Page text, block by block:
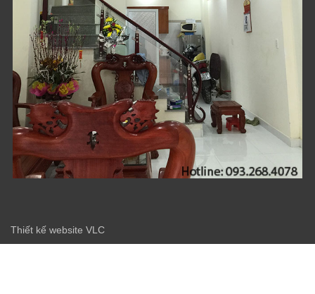
Thiết kế website VLC